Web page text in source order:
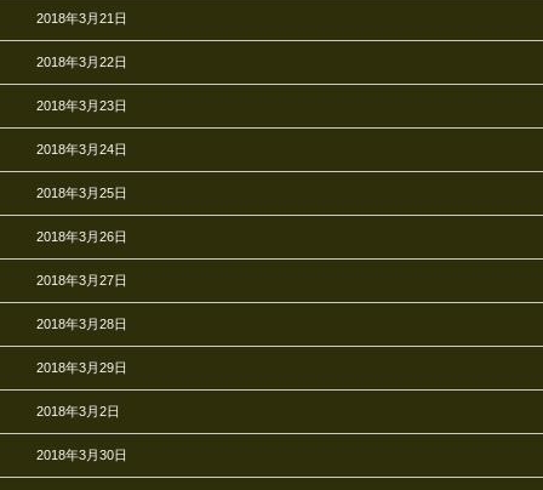
2018年3月21日
2018年3月22日
2018年3月23日
2018年3月24日
2018年3月25日
2018年3月26日
2018年3月27日
2018年3月28日
2018年3月29日
2018年3月2日
2018年3月30日